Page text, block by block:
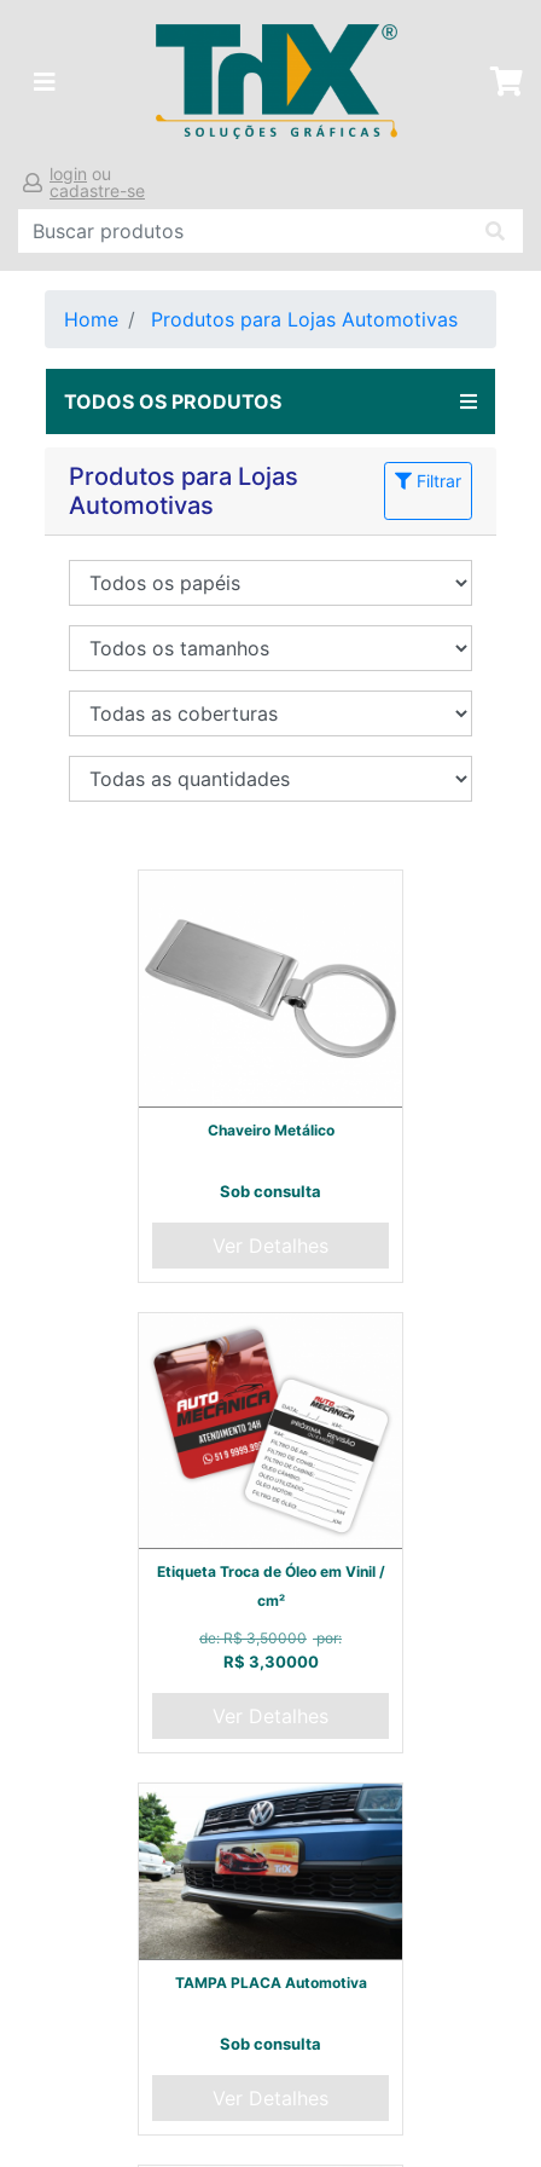
login ou
cadastre-se
Home Produtos para Lojas Automotivas
TODOS OS PRODUTOS
Produtos para Lojas
Automotivas
Filtrar
Chaveiro Metálico
Sob consulta
Ver Detalhes
Etiqueta Troca de Óleo em Vinil /
cm²
de: R$ 3,50000 por:
R$ 3,30000
Ver Detalhes
TAMPA PLACA Automotiva
Sob consulta
Ver Detalhes